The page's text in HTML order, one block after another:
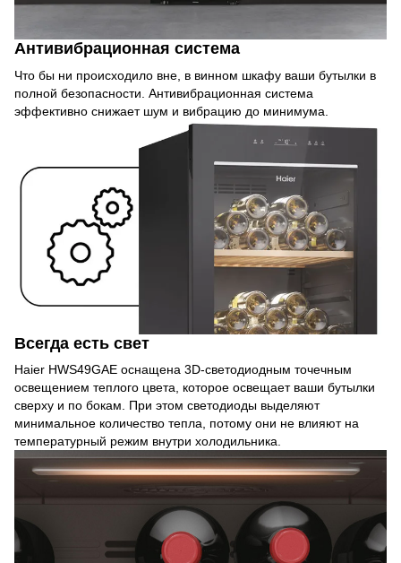
Антивибрационная система
Что бы ни происходило вне, в винном шкафу ваши бутылки в
полной безопасности. Антивибрационная система
эффективно снижает шум и вибрацию до минимума.
Всегда есть свет
Haier HWS49GAE оснащена 3D-светодиодным точечным
освещением теплого цвета, которое освещает ваши бутылки
сверху и по бокам. При этом светодиоды выделяют
минимальное количество тепла, потому они не влияют на
температурный режим внутри холодильника.